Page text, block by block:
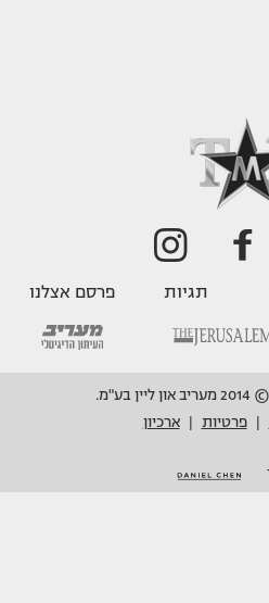
תגיות פרסם אצלנו
פרטיות ארכיון